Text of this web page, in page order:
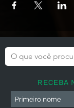
RECEBA